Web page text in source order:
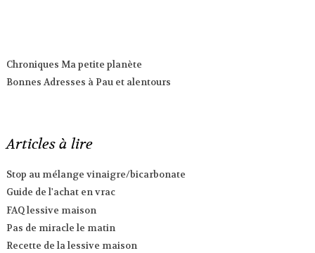
Chroniques Ma petite planète
Bonnes Adresses à Pau et alentours
Articles à lire
Stop au mélange vinaigre/bicarbonate
Guide de l'achat en vrac
FAQ lessive maison
Pas de miracle le matin
Recette de la lessive maison